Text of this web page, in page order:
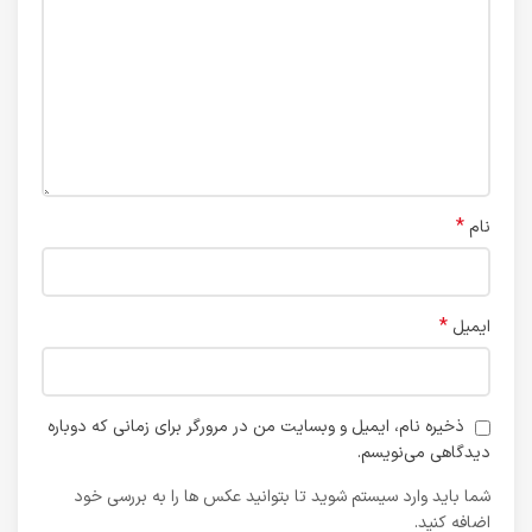
نام *
ایمیل *
ذخیره نام، ایمیل و وبسایت من در مرورگر برای زمانی که دوباره
دیدگاهی می‌نویسم.
شما باید وارد سیستم شوید تا بتوانید عکس ها را به بررسی خود
اضافه کنید.